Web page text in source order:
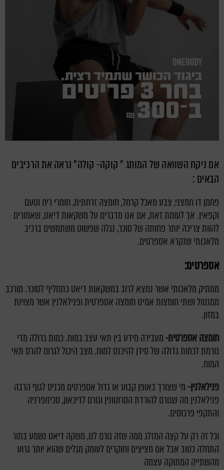
אם ניקח השוואה של המותג " קוקה- קולה" נראה את הרכיבים
הבאים :
פחמן דו חמצני, צבע מאכל קרמל, חומצה זרחתית, חומרי ריח וטעם
וקפאין. אך לעומת זאת, אם אנו מדברים על משקאות דיאט, שאמורים
להוות צריכה יותר פחותה של סוכר, נגלה שפשוט משתמשים ברכיב
מלאכותי שנקרא אספרטים.
אספרטים:
ממתיק מלאכותי אשר נמצא לרוב במשקאות דיאט כתחליף לסוכר. מורכב
ממנטול ושתי חומצות אמינו חומצה אספרטית ופנילאלנין אשר מצויות
במזון.
חומצה אספרטית-מעבירה מידע בין תאי עצב במוח. כמות גדולה מדי
גורמת לכמות גדולה של סידן להיכנס למוח. מצב היכול לגרום להרס תאי
המוח.
פנילאלנין-מי שצורך באופן קבוע או גדול אספרטים מכניס לגוף הרבה
פנילאלנין מה שגורם להורדת הסרוטונין וגורם לדיכאון, סכיזופרניה
והתקפי פרכוסים.
וכל זה רק על קצה המזלג ממה שזה גורם לנו, משקה דיאט נשמע בתור
התחלה כטוב אבל אם מציצים וחוקרים לעומק מגלים שהוא יותר גרוע
מהשתייה המתוקה עצמה